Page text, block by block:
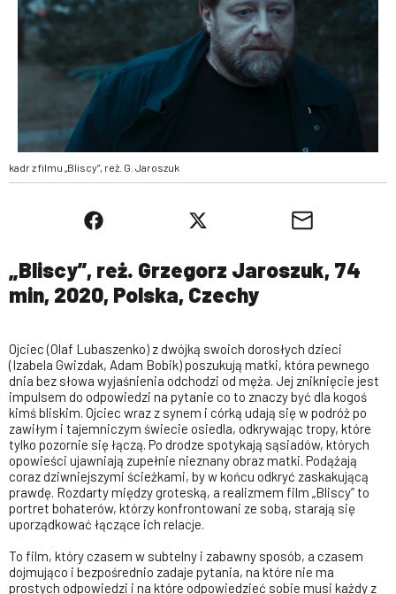
kadr z filmu „Bliscy”, reż. G. Jaroszuk
„Bliscy”, reż. Grzegorz Jaroszuk, 74
min, 2020, Polska, Czechy
Ojciec (Olaf Lubaszenko) z dwójką swoich dorosłych dzieci
(Izabela Gwizdak, Adam Bobik) poszukują matki, która pewnego
dnia bez słowa wyjaśnienia odchodzi od męża. Jej zniknięcie jest
impulsem do odpowiedzi na pytanie co to znaczy być dla kogoś
kimś bliskim. Ojciec wraz z synem i córką udają się w podróż po
zawiłym i tajemniczym świecie osiedla, odkrywając tropy, które
tylko pozornie się łączą. Po drodze spotykają sąsiadów, których
opowieści ujawniają zupełnie nieznany obraz matki. Podążają
coraz dziwniejszymi ścieżkami, by w końcu odkryć zaskakującą
prawdę. Rozdarty między groteską, a realizmem film „Bliscy” to
portret bohaterów, którzy konfrontowani ze sobą, starają się
uporządkować łączące ich relacje.
To film, który czasem w subtelny i zabawny sposób, a czasem
dojmująco i bezpośrednio zadaje pytania, na które nie ma
prostych odpowiedzi i na które odpowiedzieć sobie musi każdy z